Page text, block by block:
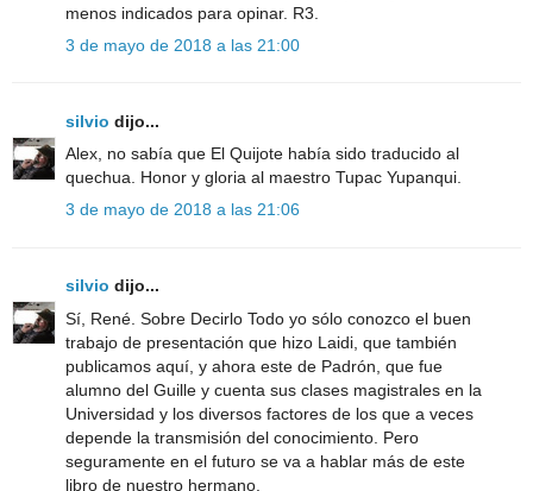
menos indicados para opinar. R3.
3 de mayo de 2018 a las 21:00
silvio dijo...
Alex, no sabía que El Quijote había sido traducido al
quechua. Honor y gloria al maestro Tupac Yupanqui.
3 de mayo de 2018 a las 21:06
silvio dijo...
Sí, René. Sobre Decirlo Todo yo sólo conozco el buen
trabajo de presentación que hizo Laidi, que también
publicamos aquí, y ahora este de Padrón, que fue
alumno del Guille y cuenta sus clases magistrales en la
Universidad y los diversos factores de los que a veces
depende la transmisión del conocimiento. Pero
seguramente en el futuro se va a hablar más de este
libro de nuestro hermano.